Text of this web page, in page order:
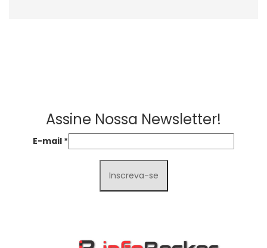
Assine Nossa Newsletter!
E-mail *